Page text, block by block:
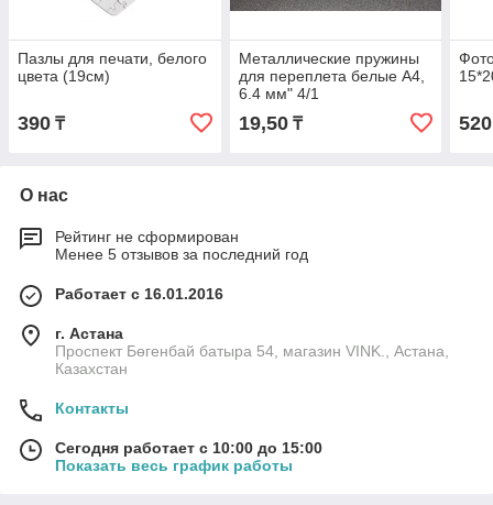
Пазлы для печати, белого
цвета (19см)
390 ₸
Металлические пружины
для переплета белые А4,
6.4 мм" 4/1
19,50₸ 520
О нас
Рейтинг не сформирован
Менее 5 отзывов за последний год
Работает с 16.01.2016
г. Астана
Проспект Бөгенбай батыра 54, магазин VINK., Астана,
Казахстан
Контакты
Сегодня работает с 10:00 до 15:00
Показать весь график работы